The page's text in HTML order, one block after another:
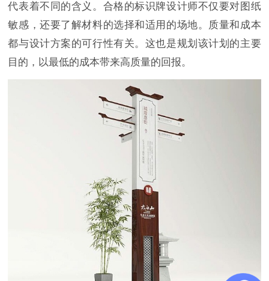
代表着不同的含义。合格的标识牌设计师不仅要对图纸
敏感，还要了解材料的选择和适用的场地。质量和成本
都与设计方案的可行性有关。这也是规划该计划的主要
目的，以最低的成本带来高质量的回报。